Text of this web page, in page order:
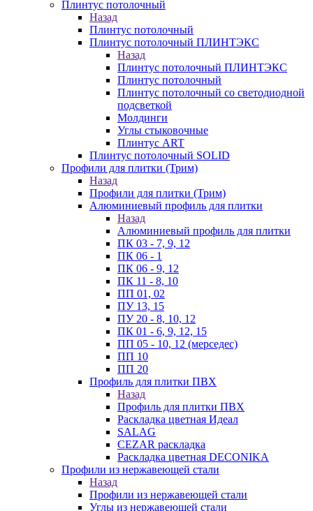
Плинтус потолочный
Назад
Плинтус потолочный
Плинтус потолочный ПЛИНТЭКС
Назад
Плинтус потолочный ПЛИНТЭКС
Плинтус потолочный
Плинтус потолочный со светодиодной
подсветкой
Молдинги
Углы стыковочные
Плинтус ART
Плинтус потолочный SOLID
Профили для плитки (Трим)
Назад
Профили для плитки (Трим)
Алюминиевый профиль для плитки
Назад
Алюминиевый профиль для плитки
ПК 03 - 7, 9, 12
ПК 06 - 1
ПК 06 - 9, 12
ПК 11 - 8, 10
ПП 01, 02
ПУ 13, 15
ПУ 20 - 8, 10, 12
ПК 01 - 6, 9, 12, 15
ПП 05 - 10, 12 (мерседес)
ПП 10
ПП 20
Профиль для плитки ПВХ
Назад
Профиль для плитки ПВХ
Раскладка цветная Идеал
SALAG
CEZAR раскладка
Раскладка цветная DECONIKA
Профили из нержавеющей стали
Назад
Профили из нержавеющей стали
Углы из нержавеющей стали